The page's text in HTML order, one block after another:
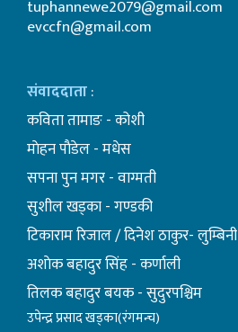
tuphannewe2079@gmail.com
evccfn@gmail.com
संवाददाता:
कविता तामाङ - कोशी
माेहन पाैडेल - मधेस
सपना पुन मगर - वाग्मती
सुशील खड्का - गण्डकी
टिकाराम रिजाल / दिनेश ठाकुर- लुम्बिनी
अशाेक बहादुर सिंह - कर्णाली
तिलक बहादुर बयक - सुदुरपश्चिम
उपेन्द्र प्रसाद खड्का(रंगमन्च)